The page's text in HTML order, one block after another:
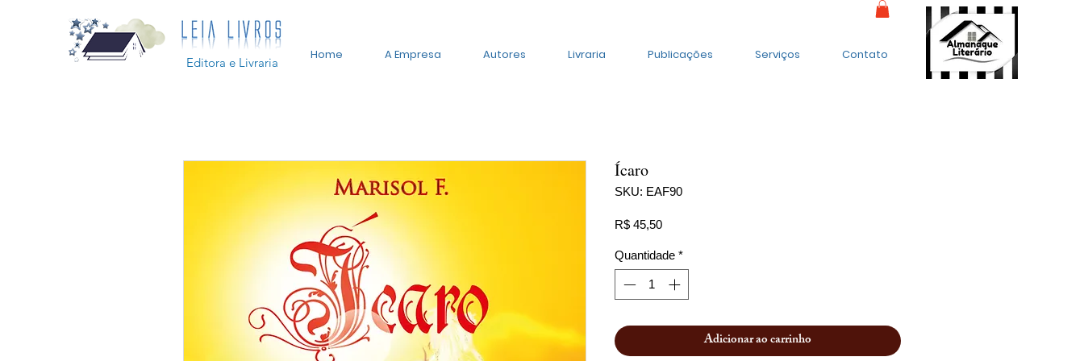
Home A Empresa Autores Livraria Publicações Serviços Contato
Ícaro
SKU: EAF90
R$ 45,50Preço
Quantidade *
Adicionar ao carrinho
Editora e Livraria